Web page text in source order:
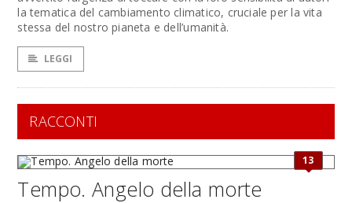
la tematica del cambiamento climatico, cruciale per la vita
stessa del nostro pianeta e dell’umanità.
LEGGI
RACCONTI
13
Tempo. Angelo della morte